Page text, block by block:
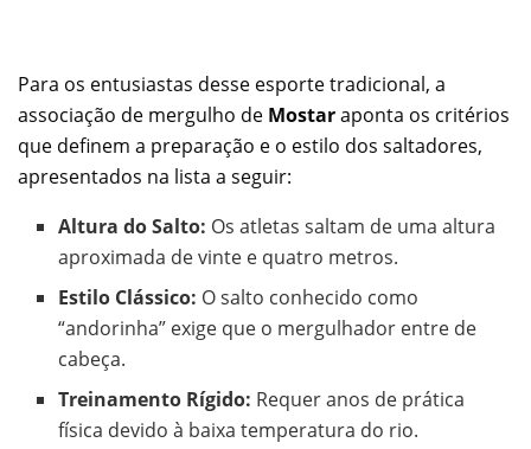
Para os entusiastas desse esporte tradicional, a
associação de mergulho de Mostaraponta os critérios
que definem a preparação e o estilo dos saltadores,
apresentados na lista a seguir:
Altura do Salto: Os atletas saltam de uma altura
aproximada de vinte e quatro metros.
Estilo Clássico: O salto conhecido como
“andorinha” exige que o mergulhador entre de
cabeça.
Treinamento Rígido: Requer anos de prática
física devido à baixa temperatura do rio.